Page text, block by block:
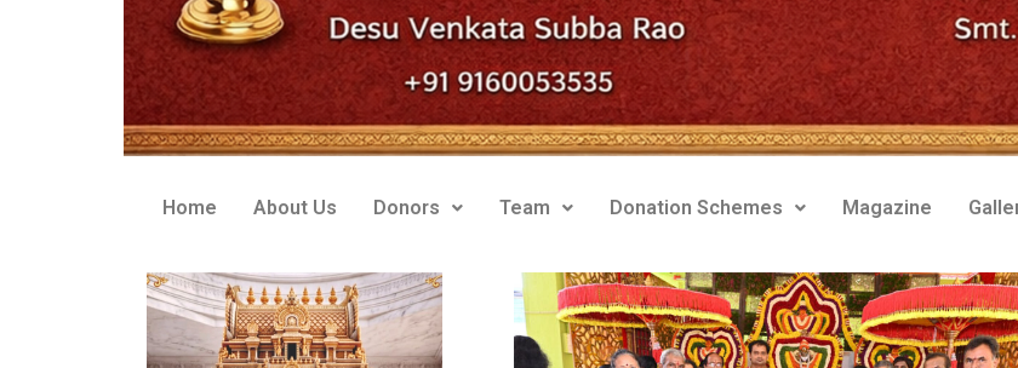
Home About Us Donors Team Donation Schemes Magazine